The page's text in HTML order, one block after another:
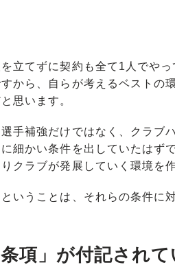
を立てずに契約も全て1人でや
から、自らが考えるベストの
思います。
手補強だけではなく、クラブ
細かい条件を出していたはず
クラブが発展していく環境を
いうことは、それらの条件に
条項」が付記され